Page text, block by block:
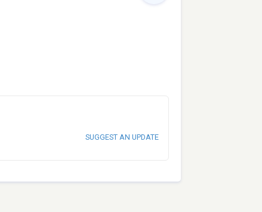
SUGGEST AN UPDATE